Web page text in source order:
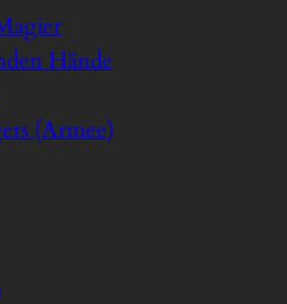
Hände
(Armee)